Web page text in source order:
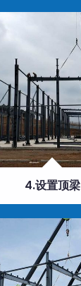
4.设置顶梁